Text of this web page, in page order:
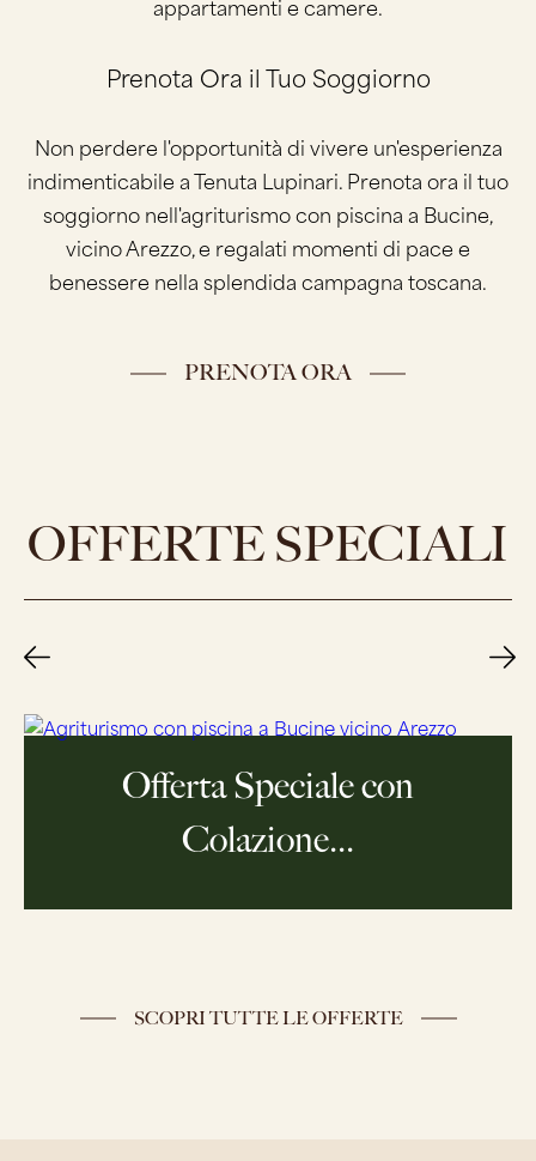
appartamenti e camere.
Prenota Ora il Tuo Soggiorno
Non perdere l'opportunità di vivere un'esperienza
indimenticabile a Tenuta Lupinari. Prenota ora il tuo
soggiorno nell'agriturismo con piscina a Bucine,
vicino Arezzo, e regalati momenti di pace e
benessere nella splendida campagna toscana.
PRENOTA ORA
OFFERTE SPECIALI
Offerta Speciale con
Colazione...
SCOPRI TUTTE LE OFFERTE